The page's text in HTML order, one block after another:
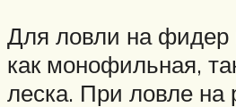
Для ловли на фидер
как монофильная,
леска. При ловле на